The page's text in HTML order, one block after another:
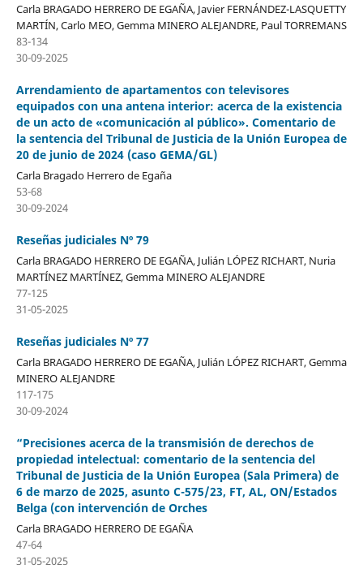
Carla BRAGADO HERRERO DE EGAÑA, Javier FERNÁNDEZ-LASQUETTY
MARTÍN, Carlo MEO, Gemma MINERO ALEJANDRE, Paul TORREMANS
83-134
30-09-2025
Arrendamiento de apartamentos con televisores
equipados con una antena interior: acerca de la existencia
de un acto de «comunicación al público». Comentario de
la sentencia del Tribunal de Justicia de la Unión Europea de
20 de junio de 2024 (caso GEMA/GL)
Carla Bragado Herrero de Egaña
53-68
30-09-2024
Reseñas judiciales Nº 79
Carla BRAGADO HERRERO DE EGAÑA, Julián LÓPEZ RICHART, Nuria
MARTÍNEZ MARTÍNEZ, Gemma MINERO ALEJANDRE
77-125
31-05-2025
Reseñas judiciales Nº 77
Carla BRAGADO HERRERO DE EGAÑA, Julián LÓPEZ RICHART, Gemma
MINERO ALEJANDRE
117-175
30-09-2024
“Precisiones acerca de la transmisión de derechos de
propiedad intelectual: comentario de la sentencia del
Tribunal de Justicia de la Unión Europea (Sala Primera) de
6 de marzo de 2025, asunto C-575/23, FT, AL, ON/Estados
Belga (con intervención de Orches
Carla BRAGADO HERRERO DE EGAÑA
47-64
31-05-2025